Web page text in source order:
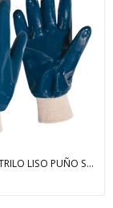
GUANTE NITRILO LISO PUÑO SEGURIDAD NITRITOP